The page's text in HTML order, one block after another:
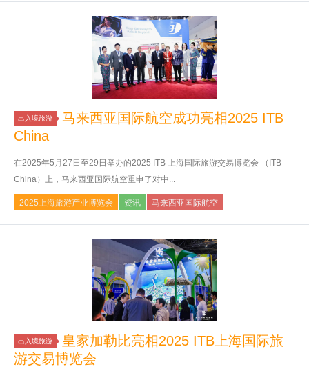
出入境旅游
马来西亚国际航空成功亮相2025 ITB
China
在2025年5月27日至29日举办的2025 ITB 上海国际旅游交易博览会 （ITB
China）上，马来西亚国际航空重申了对中...
2025上海旅游产业博览会 资讯 马来西亚国际航空
出入境旅游
皇家加勒比亮相2025 ITB上海国际旅
游交易博览会